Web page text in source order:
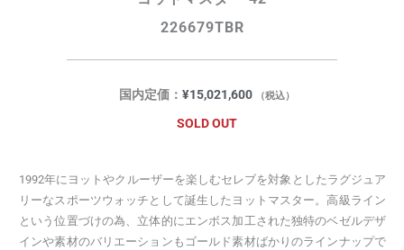
226679TBR
国内定価： ¥15,021,600 （税込）
SOLD OUT
1992年にヨットやクルーザーを楽しむセレブを対象としたラグジュア
リーなスポーツウォッチとして誕生したヨットマスター。高級ライン
という位置づけの為、立体的にエンボス加工された独特のベゼルデザ
インや素材のバリエーションもゴールド素材ばかりのラインナップで